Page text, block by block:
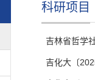
科研项目
吉林省哲学
吉化大〔